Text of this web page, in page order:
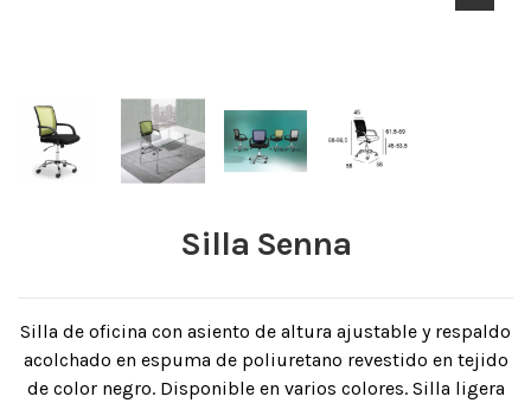
Silla Senna
Silla de oficina con asiento de altura ajustable y respaldo
acolchado en espuma de poliuretano revestido en tejido
de color negro. Disponible en varios colores. Silla ligera